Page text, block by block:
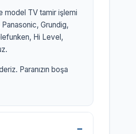
model TV tamir işlemi
Grundig,
Hi Level,
Paranızın boşa